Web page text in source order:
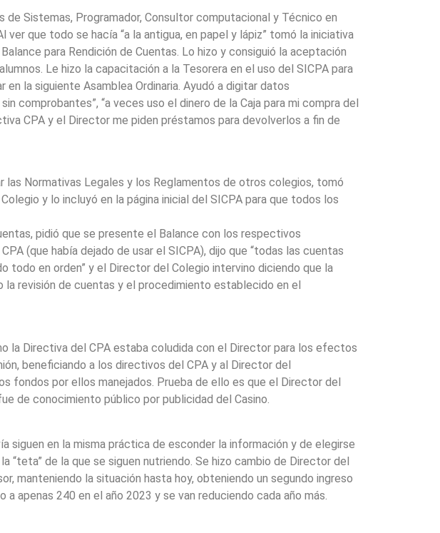
de Sistemas, Programador, Consultor computacional y Técnico en
que todo se hacía “a la antigua, en papel y lápiz” tomó la iniciativa
para Rendición de Cuentas. Lo hizo y consiguió la aceptación
Le hizo la capacitación a la Tesorera en el uso del SICPA para
la siguiente Asamblea Ordinaria. Ayudó a digitar datos
comprobantes”, “a veces uso el dinero de la Caja para mi compra del
CPA y el Director me piden préstamos para devolverlos a fin de
Normativas Legales y los Reglamentos de otros colegios, tomó
y lo incluyó en la página inicial del SICPA para que todos los
pidió que se presente el Balance con los respectivos
(que había dejado de usar el SICPA), dijo que “todas las cuentas
en orden” y el Director del Colegio intervino diciendo que la
revisión de cuentas y el procedimiento establecido en el
la Directiva del CPA estaba coludida con el Director para los efectos
beneficiando a los directivos del CPA y al Director del
fondos por ellos manejados. Prueba de ello es que el Director del
de conocimiento público por publicidad del Casino.
siguen en la misma práctica de esconder la información y de elegirse
de la que se siguen nutriendo. Se hizo cambio de Director del
manteniendo la situación hasta hoy, obteniendo un segundo ingreso
apenas 240 en el año 2023 y se van reduciendo cada año más.